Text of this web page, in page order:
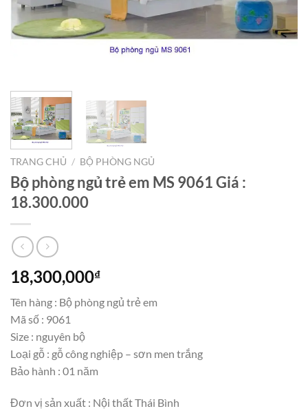
TRANG CHỦ / BỘ PHÒNG NGỦ
Bộ phòng ngủ trẻ em MS 9061 Giá :
18.300.000
18,300,000₫
Tên hàng : Bộ phòng ngủ trẻ em
Mã số : 9061
Size : nguyên bộ
Loại gỗ : gỗ công nghiệp – sơn men trắng
Bảo hành : 01 năm
Đơn vị sản xuất : Nội thất Thái Bình